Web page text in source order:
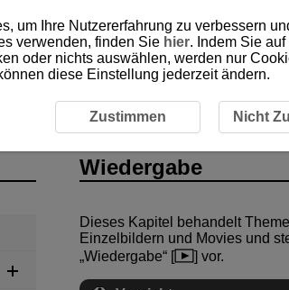
Wiedergabe
Dieses Kapitel behandelt
Einzelbildern und Movies und
„Wiedergabe“ [
] vor.
um Ihre Nutzererfahrung zu verbessern
verwenden, finden Sie hier. Indem Sie auf
oder nichts auswählen, werden nur
diese Einstellung jederzeit ändern.
Zustimmen Nicht